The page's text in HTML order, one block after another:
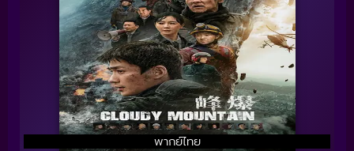
พากย์ไทย